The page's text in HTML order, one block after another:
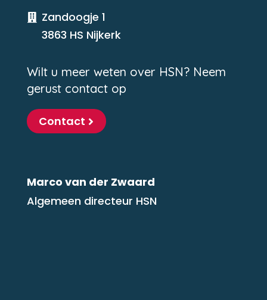

Zandoogje 1
3863 HS Nijkerk
Wilt u meer weten over HSN? Neem
gerust contact op
Contact
Marco van der Zwaard
Algemeen directeur HSN